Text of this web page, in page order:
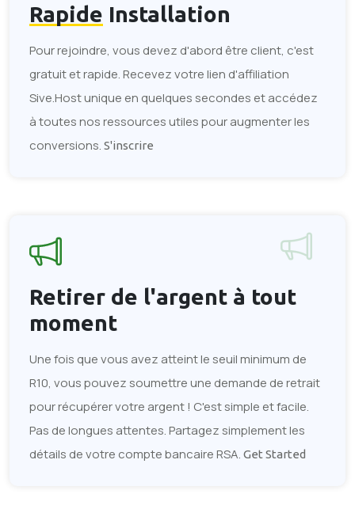
Rapide Installation
Pour rejoindre, vous devez d'abord être client, c'est
gratuit et rapide. Recevez votre lien d'affiliation
Sive.Host unique en quelques secondes et accédez
à toutes nos ressources utiles pour augmenter les
conversions. S'inscrire
Retirer de l'argent à tout
moment
Une fois que vous avez atteint le seuil minimum de
R10, vous pouvez soumettre une demande de retrait
pour récupérer votre argent ! C'est simple et facile.
Pas de longues attentes. Partagez simplement les
détails de votre compte bancaire RSA. Get Started